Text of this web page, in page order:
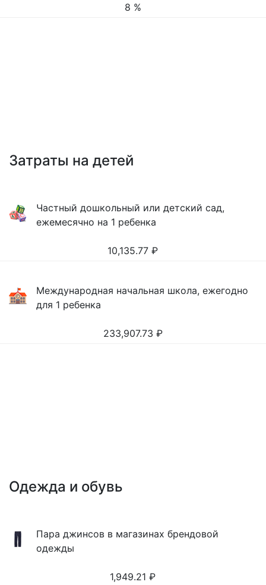
8 %
Затраты на детей
Частный дошкольный или детский сад,
ежемесячно на 1 ребенка
10,135.77 ₽
Международная начальная школа, ежегодно
для 1 ребенка
233,907.73 ₽
Одежда и обувь
Пара джинсов в магазинах брендовой
одежды
1,949.21 ₽